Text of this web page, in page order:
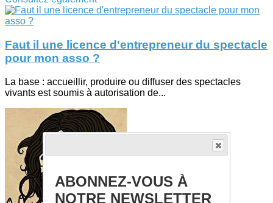
Faut il une licence d'entrepreneur du spectacle
pour mon asso ?
La base : accueillir, produire ou diffuser des spectacles
vivants est soumis à autorisation de...
ABONNEZ-VOUS À
NOTRE NEWSLETTER